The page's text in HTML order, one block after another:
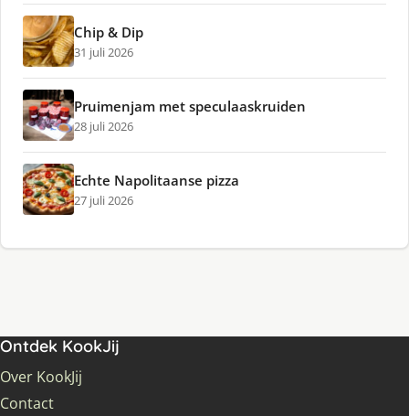
Chip & Dip
31 juli 2026
Pruimenjam met speculaaskruiden
28 juli 2026
Echte Napolitaanse pizza
27 juli 2026
Ontdek KookJij
Over KookJij
Contact